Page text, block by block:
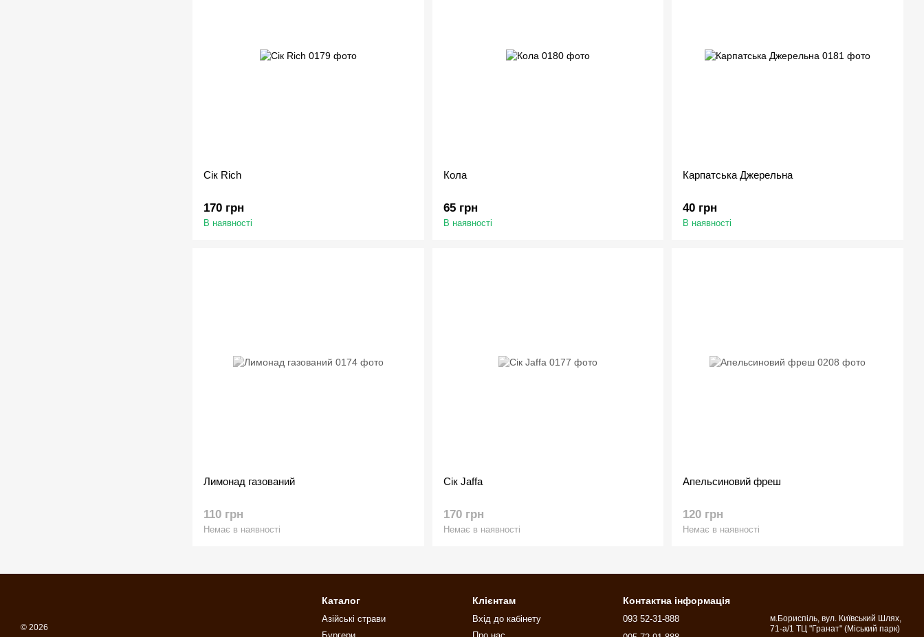
Сік Rich
170 грн
В наявності
Кола
65 грн
В наявності
Карпатська Джерельна
40 грн
В наявності
Лимонад газований
110 грн
Немає в наявності
Сік Jaffa
170 грн
Немає в наявності
Апельсиновий фреш
120 грн
Немає в наявності
© 2026
Каталог
Азійські страви
Клієнтам
Вхід до кабінету
Контактна інформація
093 52-31-888
м.Бориспіль, вул. Київський Шлях,
71-а/1 ТЦ "Гранат" (Міський парк)